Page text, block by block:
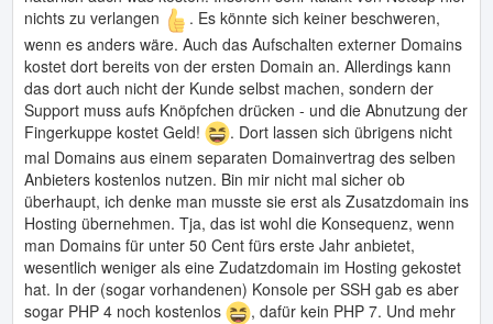
nichts zu verlangen
. Es könnte sich keiner beschweren,
wenn es anders wäre. Auch das Aufschalten externer Domains
kostet dort bereits von der ersten Domain an. Allerdings kann
das dort auch nicht der Kunde selbst machen, sondern der
Support muss aufs Knöpfchen drücken - und die Abnutzung der
Fingerkuppe kostet Geld!
. Dort lassen sich übrigens nicht
mal Domains aus einem separaten Domainvertrag des selben
Anbieters kostenlos nutzen. Bin mir nicht mal sicher ob
überhaupt, ich denke man musste sie erst als Zusatzdomain ins
Hosting übernehmen. Tja, das ist wohl die Konsequenz, wenn
man Domains für unter 50 Cent fürs erste Jahr anbietet,
wesentlich weniger als eine Zudatzdomain im Hosting gekostet
hat. In der (sogar vorhandenen) Konsole per SSH gab es aber
sogar PHP 4 noch kostenlos
, dafür kein PHP 7. Und mehr